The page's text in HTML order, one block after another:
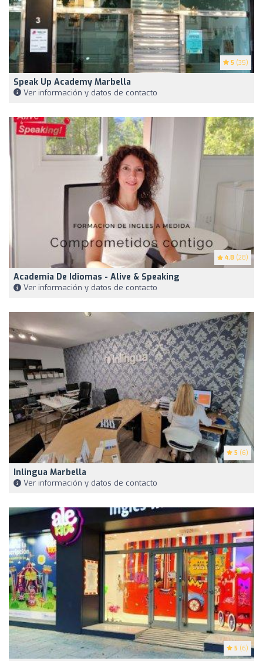
5 (35)
Speak Up Academy Marbella
Ver información y datos de contacto
4.8 (28)
Academia De Idiomas - Alive & Speaking
Ver información y datos de contacto
5 (6)
Inlingua Marbella
Ver información y datos de contacto
5 (6)